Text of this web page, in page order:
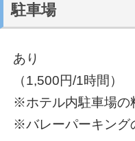
駐車場
あり
（1,500円/1時間）
※ホテル内駐車場の
※バレーパーキング